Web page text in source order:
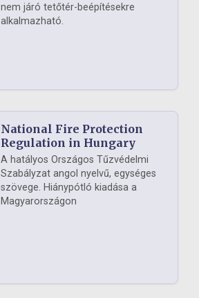
nem járó tetőtér-beépítésekre
alkalmazható.
National Fire Protection
Regulation in Hungary
A hatályos Országos Tűzvédelmi
Szabályzat angol nyelvű, egységes
szövege. Hiánypótló kiadása a
Magyarországon